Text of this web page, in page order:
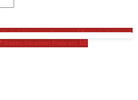
Bieten Sie einen Preis an!
Wertschätzung
Bieten Sie einen Preis an!